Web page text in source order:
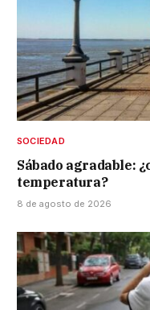
SOCIEDAD
Sábado agradable:
temperatura?
8 de agosto de 2026